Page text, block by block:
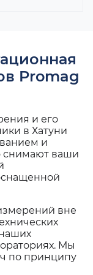
Promag
и его
в Хатуни
и
снимают ваши
вне
Мы
по принципу